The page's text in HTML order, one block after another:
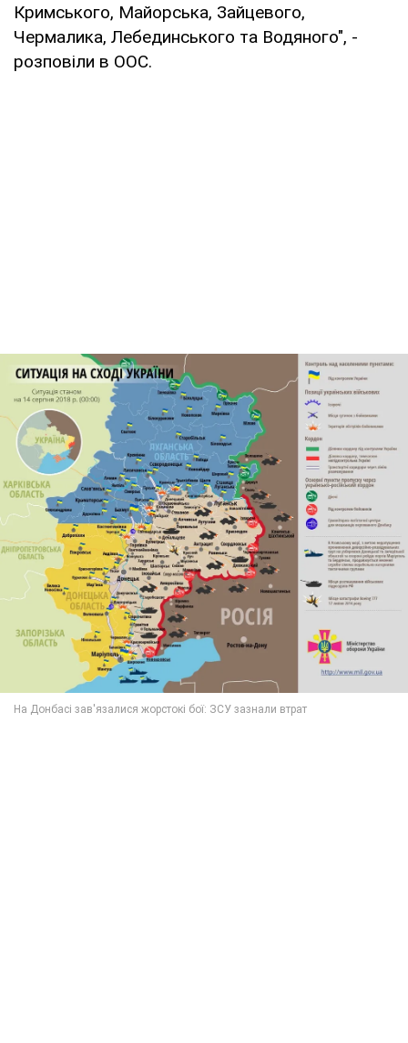
Кримського, Майорська, Зайцевого,
Чермалика, Лебединського та Водяного", -
розповіли в ООС.